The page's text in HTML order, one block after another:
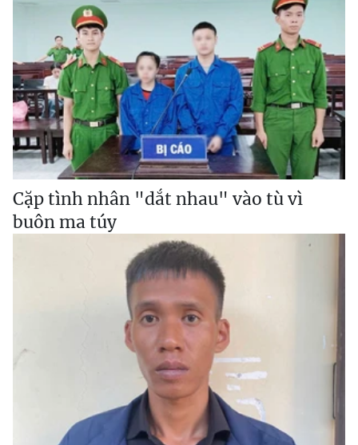
Cặp tình nhân "dắt nhau" vào tù vì
buôn ma túy